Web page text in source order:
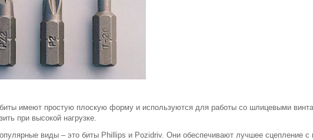
имеют простую плоскую форму и используются для работы со шлицевыми
при высокой нагрузке.
виды – это биты Phillips и Pozidriv. Они обеспечивают лучшее сцепление с